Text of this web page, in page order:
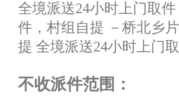
全境派送24小时上门取
件，村组自提 －桥北乡
提 全境派送24小时上门
不收派件范围：